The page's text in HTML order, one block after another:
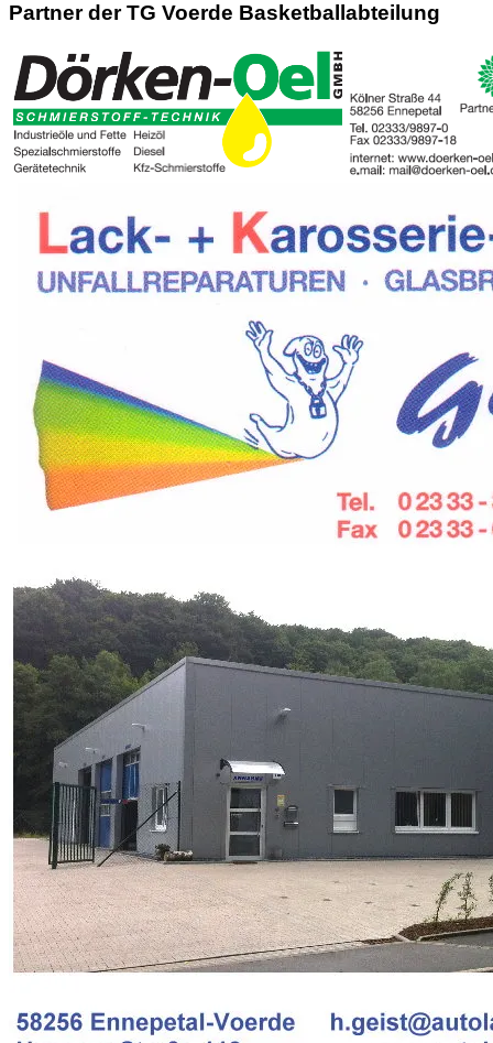
Partner der TG Voerde Basketballabteilung